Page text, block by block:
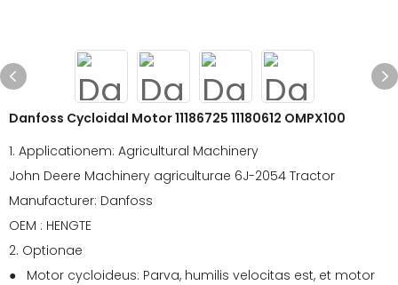
Danfoss Cycloidal Motor 11186725 11180612 OMPX100
1. Applicationem: Agricultural Machinery
John Deere Machinery agriculturae 6J-2054 Tractor
Manufacturer: Danfoss
OEM : HENGTE
2. Optionae
● Motor cycloideus: Parva, humilis velocitas est, et motor